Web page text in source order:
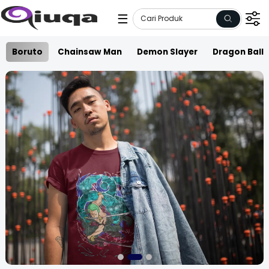
☰
Boruto Chainsaw Man Demon Slayer Dragon Ball